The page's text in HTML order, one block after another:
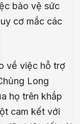
bảo vệ sức
cơ mắc các
về việc hỗ trợ
Long
họ trên khắp
cam kết với